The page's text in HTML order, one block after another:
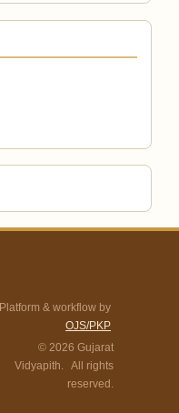
Platform & workflow by
OJS/PKP
© 2026 Gujarat
Vidyapith. All rights
reserved.